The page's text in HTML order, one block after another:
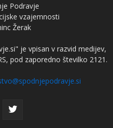
Podravje
vzajemnosti
Žerak
je vpisan v razvid medijev,
pod zaporedno številko 2121.